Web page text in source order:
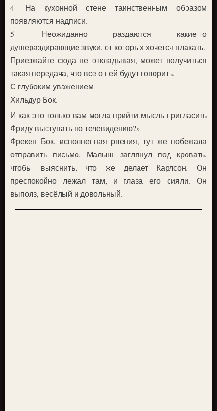
4. На кухонной стене таинственным образом
появляются надписи.
5. Неожиданно раздаются какие-то
душераздирающие звуки, от которых хочется плакать.
Приезжайте сюда не откладывая, может получиться
такая передача, что все о ней будут говорить.
С глубоким уважением
Хильдур Бок.
И как это только вам могла прийти мысль пригласить
Фриду выступать по телевидению?»
Фрекен Бок, исполненная рвения, тут же побежала
отправить письмо. Малыш заглянул под кровать,
чтобы выяснить, что же делает Карлсон. Он
преспокойно лежал там, и глаза его сияли. Он
выполз, весёлый и довольный.